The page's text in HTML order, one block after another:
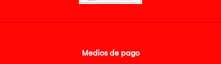
Medios de pago